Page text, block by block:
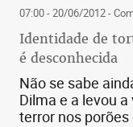
07:00 - 20/06/2012-
Identidade de
é desconhecida
Não se sabe
Dilma e a levou
terror nos